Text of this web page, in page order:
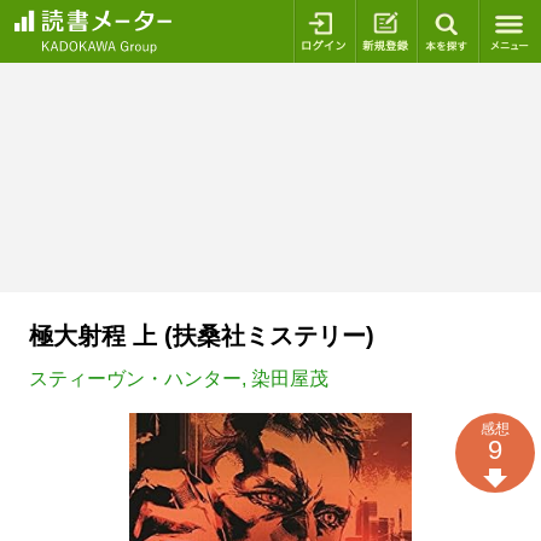
ログイン 新規登録
極大射程 上 (扶桑社ミステリー)
スティーヴン・ハンター, 染田屋茂
感想
9